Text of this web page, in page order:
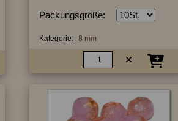
Packungsgröße:
Kategorie: 8 mm